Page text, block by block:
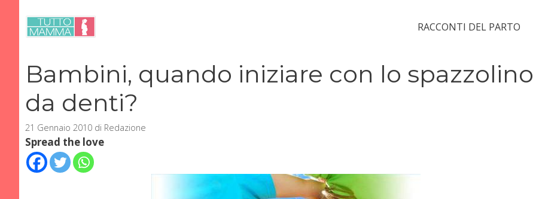
contenuto
RACCONTI DEL PARTO
Bambini, quando iniziare con lo spazzolino
da denti?
21 Gennaio 2010 di Redazione
Spread the love